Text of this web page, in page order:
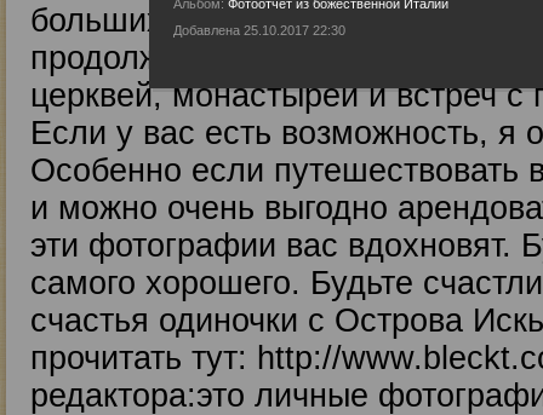
больших городах становится
продолжается, и мы получили
церквей, монастырей и встреч
Если у вас есть возможность, я
Особенно если путешествовать
и можно очень выгодно
эти фотографии вас
самого хорошего. Будьте
счастья одиночки с Острова
прочитать тут: http://
редактора:это личные
Альбом: Фотоотчет из божественной Италии
Добавлена 25.10.2017 22:30